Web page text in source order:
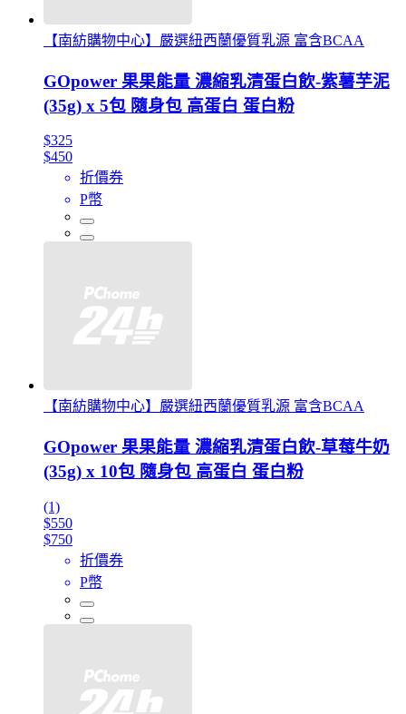
【南紡購物中心】嚴選紐西蘭優質乳源 富含BCAA
GOpower 果果能量 濃縮乳清蛋白飲-紫薯芋泥
(35g) x 5包 隨身包 高蛋白 蛋白粉
$325
$450
折價券
P幣
【南紡購物中心】嚴選紐西蘭優質乳源 富含BCAA
GOpower 果果能量 濃縮乳清蛋白飲-草莓牛奶
(35g) x 10包 隨身包 高蛋白 蛋白粉
(1)
$550
$750
折價券
P幣